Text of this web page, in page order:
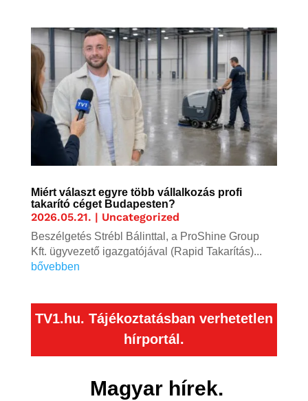
Miért választ egyre több vállalkozás profi
takarító céget Budapesten?
2026.05.21. | Uncategorized
Beszélgetés Strébl Bálinttal, a ProShine Group
Kft. ügyvezető igazgatójával (Rapid Takarítás)...
bővebben
TV1.hu. Tájékoztatásban verhetetlen
hírportál.
Magyar hírek.